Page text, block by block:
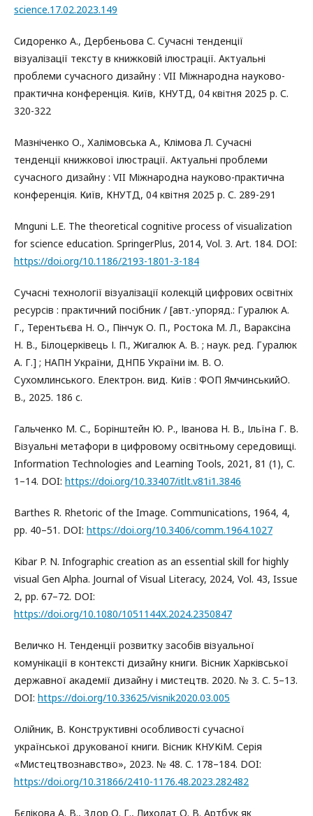
science.17.02.2023.149
Сидоренко А., Дербеньова С. Сучасні тенденції
візуалізації тексту в книжковій ілюстрації. Актуальні
проблеми сучасного дизайну : VII Міжнародна науково-
практична конференція. Київ, КНУТД, 04 квітня 2025 р. С.
320-322
Мазніченко О., Халімовська А., Клімова Л. Сучасні
тенденції книжкової ілюстрації. Актуальні проблеми
сучасного дизайну : VII Міжнародна науково-практична
конференція. Київ, КНУТД, 04 квітня 2025 р. С. 289-291
Mnguni L.E. The theoretical cognitive process of visualization
for science education. SpringerPlus, 2014, Vol. 3. Art. 184. DOI:
https://doi.org/10.1186/2193-1801-3-184
Сучасні технології візуалізації колекцій цифрових освітніх
ресурсів : практичний посібник / [авт.-упоряд.: Гуралюк А.
Г., Терентьєва Н. О., Пінчук О. П., Ростока М. Л., Вараксіна
Н. В., Білоцерківець І. П., Жигалюк А. В. ; наук. ред. Гуралюк
А. Г.] ; НАПН України, ДНПБ України ім. В. О.
Сухомлинського. Електрон. вид. Київ : ФОП ЯмчинськийО.
В., 2025. 186 с.
Гальченко М. С., Борінштейн Ю. Р., Іванова Н. В., Ільїна Г. В.
Візуальні метафори в цифровому освітньому середовищі.
Information Technologies and Learning Tools, 2021, 81 (1), С.
1–14. DOI: https://doi.org/10.33407/itlt.v81i1.3846
Barthes R. Rhetoric of the Image. Communications, 1964, 4,
рр. 40–51. DOI: https://doi.org/10.3406/comm.1964.1027
Kibar P. N. Infographic creation as an essential skill for highly
visual Gen Alpha. Journal of Visual Literacy, 2024, Vol. 43, Issue
2, рр. 67–72. DOI:
https://doi.org/10.1080/1051144X.2024.2350847
Величко Н. Тенденції розвитку засобів візуальної
комунікації в контексті дизайну книги. Вісник Харківської
державної академії дизайну і мистецтв. 2020. № 3. С. 5–13.
DOI: https://doi.org/10.33625/visnik2020.03.005
Олійник, В. Конструктивні особливості сучасної
української друкованої книги. Вісник КНУКіМ. Серія
«Мистецтвознавство», 2023. № 48. С. 178–184. DOI:
https://doi.org/10.31866/2410-1176.48.2023.282482
Бєлікова А. В., Здор О. Г., Лихолат О. В. Артбук як